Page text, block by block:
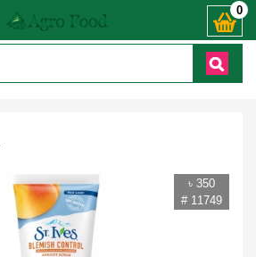
+ Whatsapp ) +8801972277444। সহজে অর্ডার 0
৳ 350
# 11749